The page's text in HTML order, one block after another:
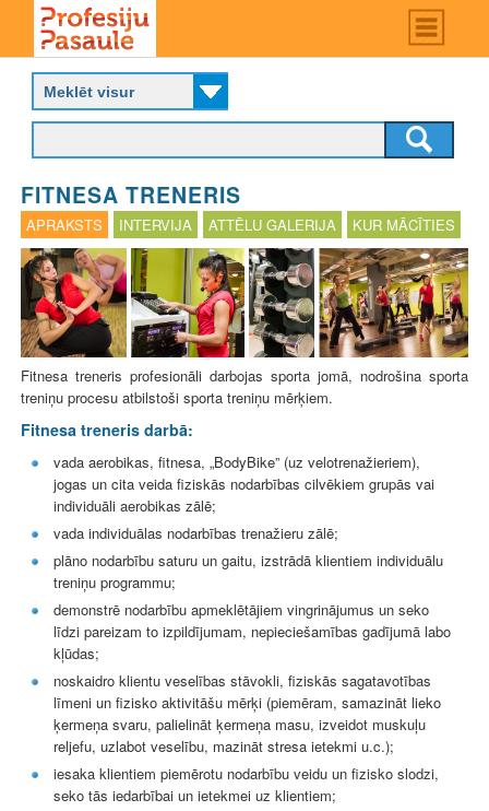
main
content
Main
menu
P
o
f
e
i
j
u
p
a
s
a
u
l
e
FITNESA TRENERIS
APRAKSTS INTERVIJA ATTĒLU GALERIJA KUR MĀCĪTIES
Fitnesa treneris profesionāli darbojas sporta jomā, nodrošina sporta
treniņu procesu atbilstoši sporta treniņu mērķiem.
Fitnesa treneris darbā:
vada aerobikas, fitnesa, „BodyBike” (uz velotrenažieriem),
jogas un cita veida fiziskās nodarbības cilvēkiem grupās vai
individuāli aerobikas zālē;
vada individuālas nodarbības trenažieru zālē;
plāno nodarbību saturu un gaitu, izstrādā klientiem individuālu
treniņu programmu;
demonstrē nodarbību apmeklētājiem vingrinājumus un seko
līdzi pareizam to izpildījumam, nepieciešamības gadījumā labo
kļūdas;
noskaidro klientu veselības stāvokli, fiziskās sagatavotības
līmeni un fizisko aktivitāšu mērķi (piemēram, samazināt lieko
ķermeņa svaru, palielināt ķermeņa masu, izveidot muskuļu
reljefu, uzlabot veselību, mazināt stresa ietekmi u.c.);
iesaka klientiem piemērotu nodarbību veidu un fizisko slodzi,
seko tās iedarbībai un ietekmei uz klientiem;